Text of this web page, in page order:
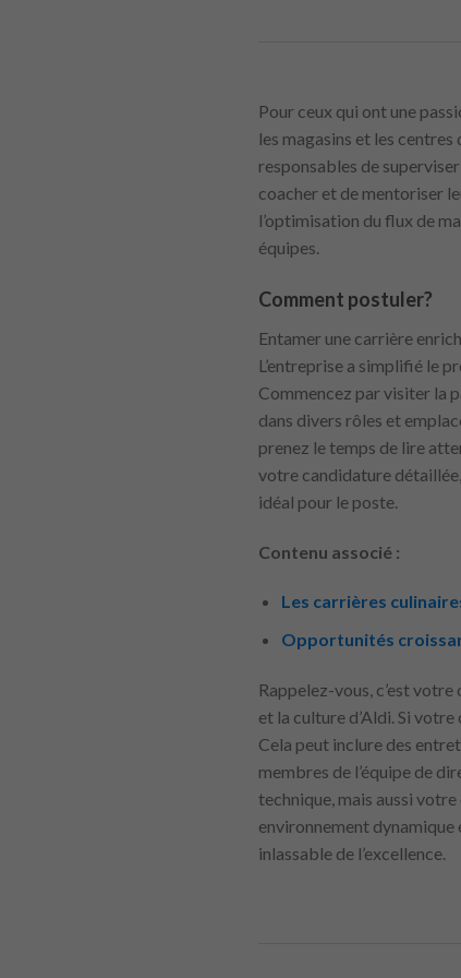
Pour ceux qui ont une
les magasins et les
responsables de
coacher et de mentoriser
l’optimisation du flux de
équipes.
Comment postuler?
Entamer une carrière
L’entreprise a simplifié le
Commencez par visiter la
dans divers rôles et
prenez le temps de lire
votre candidature
idéal pour le poste.
Contenu associé :
Les carrières
Opportunités
Rappelez-vous, c’est
et la culture d’Aldi. Si
Cela peut inclure des
membres de l’équipe de
technique, mais aussi
environnement dynamique
inlassable de l’excellence.